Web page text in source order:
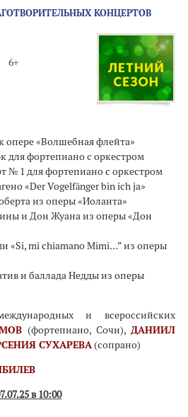
КОНЦЕРТОВ
6+
опере «Волшебная флейта»
для фортепиано с оркестром
№ 1 для фортепиано с оркестром
«Der Vogelfänger bin ich ja»
из оперы «Иоланта»
и Дон Жуана из оперы «Дон
«Si, mi chiamano Mimi…” из оперы
и баллада Недды из оперы
и всероссийских
(фортепиано, Сочи),ДАНИИЛ
СУХАРЕВА(сопрано)
в 10:00